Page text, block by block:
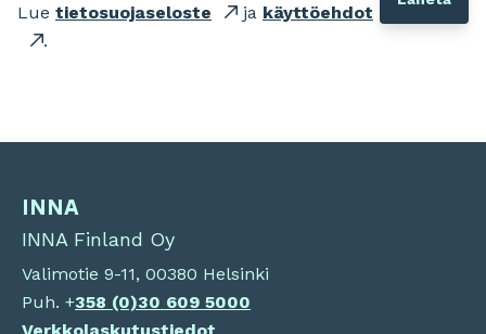
Lue tietosuojaseloste ja käyttöehdot
.
INNA
INNA Finland Oy
Valimotie 9-11, 00380 Helsinki
Puh. +358 (0)30 609 5000
Verkkolaskutustiedot